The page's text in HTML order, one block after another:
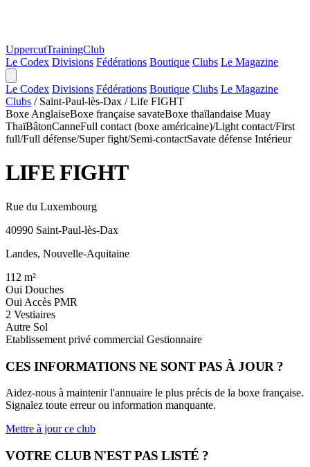
UppercutTrainingClub
Le Codex Divisions Fédérations Boutique Clubs Le Magazine
Le Codex Divisions Fédérations Boutique Clubs Le Magazine
Clubs / Saint-Paul-lès-Dax / Life FIGHT
Boxe AnglaiseBoxe française savateBoxe thaïlandaise Muay
ThaïBâtonCanneFull contact (boxe américaine)/Light contact/First
full/Full défense/Super fight/Semi-contactSavate défense Intérieur
LIFE FIGHT
Rue du Luxembourg
40990 Saint-Paul-lès-Dax
Landes, Nouvelle-Aquitaine
112 m²
Oui Douches
Oui Accès PMR
2 Vestiaires
Autre Sol
Etablissement privé commercial Gestionnaire
CES INFORMATIONS NE SONT PAS À JOUR ?
Aidez-nous à maintenir l'annuaire le plus précis de la boxe française.
Signalez toute erreur ou information manquante.
Mettre à jour ce club
VOTRE CLUB N'EST PAS LISTÉ ?